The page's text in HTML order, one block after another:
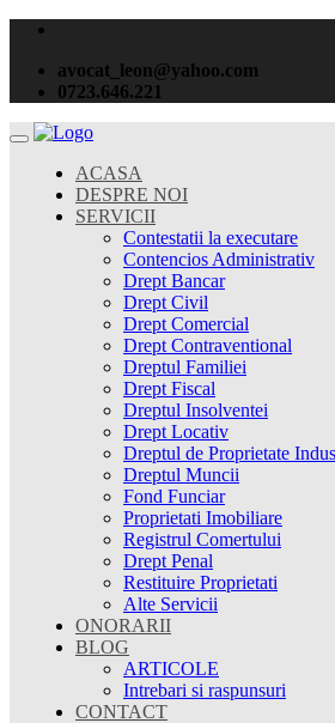
avocat_leon@yahoo.com
0723.646.221
ACASA
DESPRE NOI
SERVICII
Contestatii la executare
Contencios Administrativ
Drept Bancar
Drept Civil
Drept Comercial
Drept Contraventional
Dreptul Familiei
Drept Fiscal
Dreptul Insolventei
Drept Locativ
Dreptul de Proprietate
Dreptul Muncii
Fond Funciar
Proprietati Imobiliare
Registrul Comertului
Drept Penal
Restituire Proprietati
Alte Servicii
ONORARII
BLOG
ARTICOLE
Intrebari si raspunsuri
CONTACT